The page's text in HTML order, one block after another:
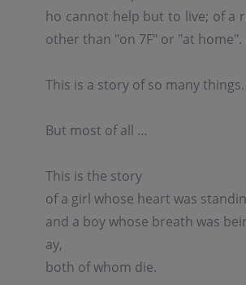
ho cannot help but to live; of a
other than "on 7F" or "at home".
This is a story of so many things.
But most of all …
This is the story
of a girl whose heart was
and a boy whose breath was
ay,
both of whom die.